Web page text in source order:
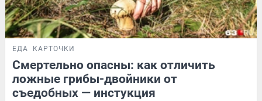
ЕДА КАРТОЧКИ
Смертельно опасны: как отличить
ложные грибы-двойники от
съедобных — инстукция